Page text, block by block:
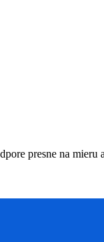
presne na